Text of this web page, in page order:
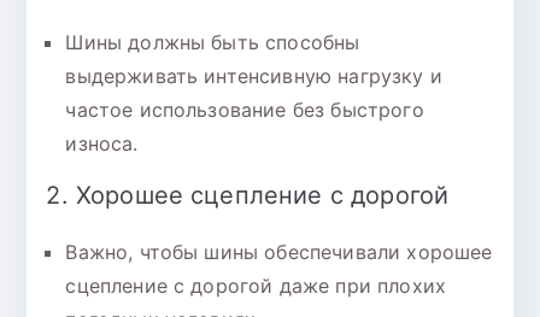
Шины должны быть способны
выдерживать интенсивную нагрузку и
частое использование без быстрого
износа.
2. Хорошее сцепление с дорогой
Важно, чтобы шины обеспечивали хорошее
сцепление с дорогой даже при плохих